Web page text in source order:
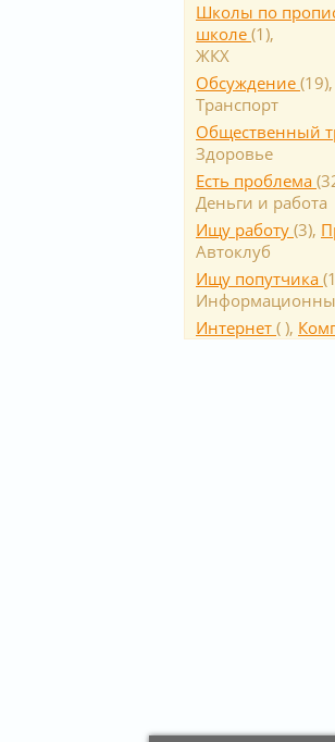
Школы по
школе (1),
ЖКХ
Обсуждение (19),
Транспорт
Общественный
Здоровье
Есть проблема (
Деньги и работа
Ищу работу (3),
Автоклуб
Ищу попутчика (1
Интернет ( ),